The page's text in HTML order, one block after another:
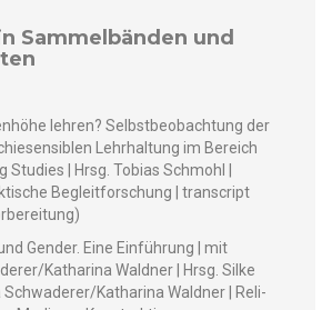
Sammelbänden und
lehren? Selb­st­beobach­tung der
Lehrhal­tung im Bere­ich
Stud­ies | Hrsg. Tobias Schmohl |
Begleit­forschung | tran­script
Gen­der. Eine Ein­führung | mit
Katharina Wald­ner | Hrsg. Silke
Schwaderer/Katharina Wald­ner | Reli­